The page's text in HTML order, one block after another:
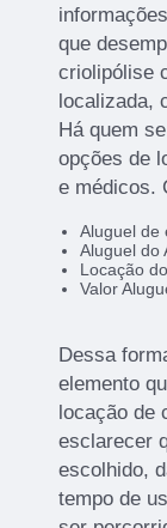
que
criolipólise
localizada,
Há quem
opções de
e médicos.
Aluguel de
Aluguel do
Locação
Valor
Dessa
elemento
locação de
esclarecer
escolhido,
tempo de